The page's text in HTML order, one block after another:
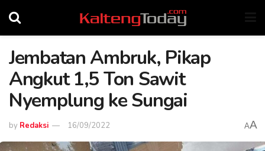
Jembatan Ambruk, Pikap
Angkut 1,5 Ton Sawit
Nyemplung ke Sungai
by Redaksi 16/09/2022 AA